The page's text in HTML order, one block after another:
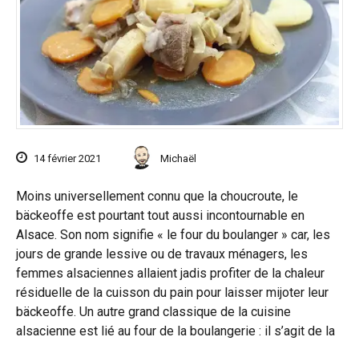
14 février 2021 Michaël
Moins universellement connu que la choucroute, le
bäckeoffe est pourtant tout aussi incontournable en
Alsace. Son nom signifie « le four du boulanger » car, les
jours de grande lessive ou de travaux ménagers, les
femmes alsaciennes allaient jadis profiter de la chaleur
résiduelle de la cuisson du pain pour laisser mijoter leur
bäckeoffe. Un autre grand classique de la cuisine
alsacienne est lié au four de la boulangerie : il s’agit de la